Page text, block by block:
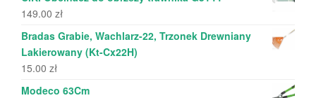
149.00 zł
Bradas Grabie, Wachlarz-22, Trzonek Drewniany
Lakierowany (Kt-Cx22H)
15.00 zł
Modeco 63Cm